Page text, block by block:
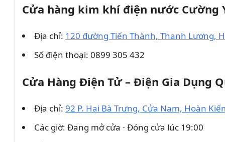
Cửa hàng kim khí điện nước Cường
Địa chỉ: 120 đường Tiến Thành, Thanh Lương,
Số điện thoại: 0899 305 432
Cửa Hàng Điện Tử – Điện Gia Dụng
Địa chỉ: 92 P. Hai Bà Trưng, Cửa Nam, Hoàn
Các giờ: Đang mở cửa ⋅ Đóng cửa lúc 19:00